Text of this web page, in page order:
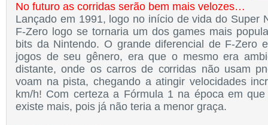
No futuro as corridas serão bem mais velozes…
Lançado em 1991, logo no início de vida do Super
F-Zero logo se tornaria um dos games mais
bits da Nintendo. O grande diferencial de F-Zero
jogos de seu gênero, era que o mesmo era
distante, onde os carros de corridas não usam
voam na pista, chegando a atingir velocidades
km/h! Com certeza a Fórmula 1 na época em
existe mais, pois já não teria a menor graça.